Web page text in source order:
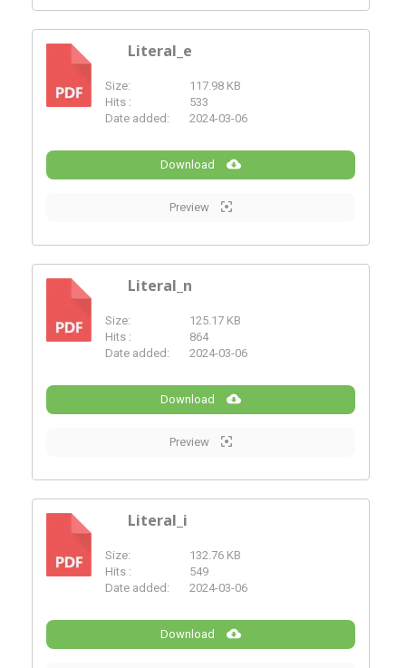
PDF
Literal_e
Size:
117.98 KB
Hits :
533
Date added:
2024-03-06
Download
Preview
PDF
Literal_n
Size:
125.17 KB
Hits :
864
Date added:
2024-03-06
Download
Preview
PDF
Literal_i
Size:
132.76 KB
Hits :
549
Date added:
2024-03-06
Download